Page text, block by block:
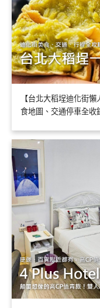
【台北大稻埕迪化街
食地圖、交通停車全收